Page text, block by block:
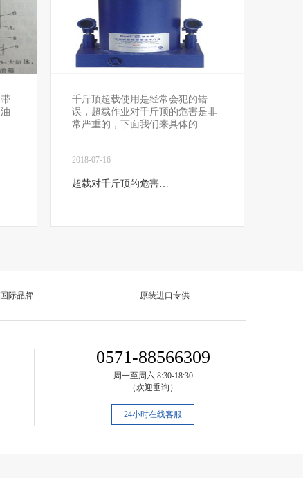
千斤顶超载使用是经常会犯的错
误，超载作业对千斤顶的危害是非
常严重的，下面我们来具体的…
2018-07-16
超载对千斤顶的危害…
际品牌 原装进口专供
0571-88566309
周一至周六 8:30-18:30
（欢迎垂询）
24小时在线客服